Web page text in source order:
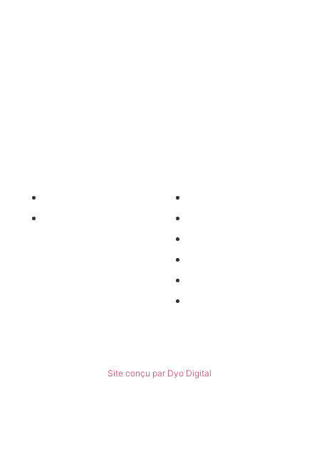
Site conçu par Dyo Digital